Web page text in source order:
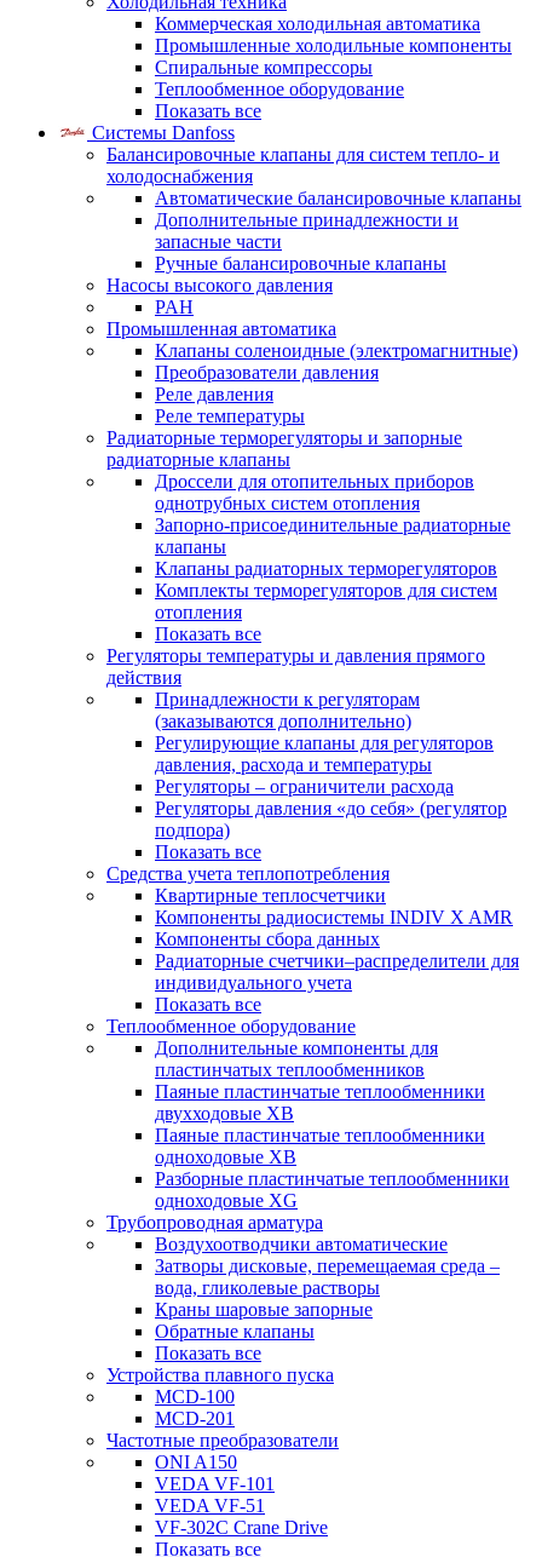
Коммерческая холодильная автоматика
Промышленные холодильные компоненты
Спиральные компрессоры
Теплообменное оборудование
Показать все
Системы Danfoss
Балансировочные клапаны для систем тепло- и
холодоснабжения
Автоматические балансировочные клапаны
Дополнительные принадлежности и
запасные части
Ручные балансировочные клапаны
Насосы высокого давления
PAH
Промышленная автоматика
Клапаны соленоидные (электромагнитные)
Преобразователи давления
Реле давления
Реле температуры
Радиаторные терморегуляторы и запорные
радиаторные клапаны
Дроссели для отопительных приборов
однотрубных систем отопления
Запорно-присоединительные радиаторные
клапаны
Клапаны радиаторных терморегуляторов
Комплекты терморегуляторов для систем
отопления
Показать все
Регуляторы температуры и давления прямого
действия
Принадлежности к регуляторам
(заказываются дополнительно)
Регулирующие клапаны для регуляторов
давления, расхода и температуры
Регуляторы – ограничители расхода
Регуляторы давления «до себя» (регулятор
подпора)
Показать все
Средства учета теплопотребления
Квартирные теплосчетчики
Компоненты радиосистемы INDIV X AMR
Компоненты сбора данных
Радиаторные счетчики–распределители для
индивидуального учета
Показать все
Теплообменное оборудование
Дополнительные компоненты для
пластинчатых теплообменников
Паяные пластинчатые теплообменники
двухходовые XB
Паяные пластинчатые теплообменники
одноходовые ХВ
Разборные пластинчатые теплообменники
одноходовые ХG
Трубопроводная арматура
Воздухоотводчики автоматические
Затворы дисковые, перемещаемая среда –
вода, гликолевые растворы
Краны шаровые запорные
Обратные клапаны
Показать все
Устройства плавного пуска
MCD-100
MCD-201
Частотные преобразователи
ONI A150
VEDA VF-101
VEDA VF-51
VF-302C Crane Drive
Показать все